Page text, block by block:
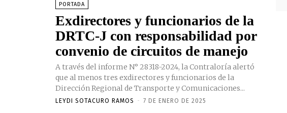
PORTADA
Exdirectores y funcionarios de la
DRTC-J con responsabilidad por
convenio de circuitos de manejo
A través del informe N° 28318-2024, la Contraloría alertó
que al menos tres exdirectores y funcionarios de la
Dirección Regional de Transporte y Comunicaciones...
LEYDI SOTACURO RAMOS - 7 DE ENERO DE 2025